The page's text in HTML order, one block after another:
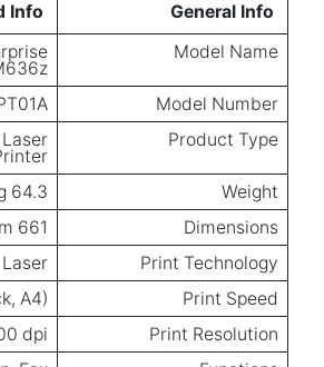
General Info
Info
Model Name
Model Number
Product Type
Weight
64.3 kg
Dimensions
661 x 658 x 1234 mm
Print Technology
Laser
Print Speed
A4)
Print Resolution
dpi